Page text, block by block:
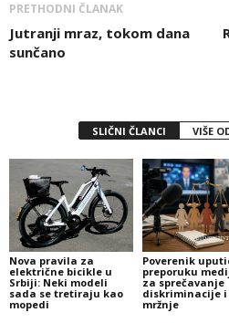
PRETHODNI ČLANAK
Jutranji mraz, tokom dana
sunčano
SLIČNI ČLANCI VIŠE
Nova pravila za
električne bicikle u
Srbiji: Neki modeli
sada se tretiraju kao
mopedi
Poverenik
preporuku
za sprečavanje
diskriminacije i
mržnje